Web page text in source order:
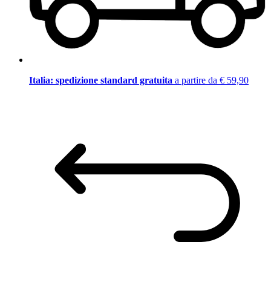
Italia: spedizione standard gratuita a partire da € 59,90